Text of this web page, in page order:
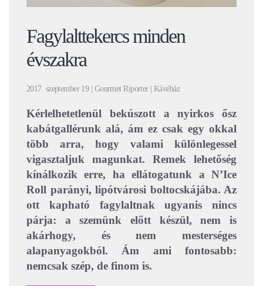
Fagylalttekercs minden
évszakra
2017. szeptember 19 | Gourmet Riporter | Kávéház
Kérlelhetetlenül bekúszott a nyirkos ősz
kabátgallérunk alá, ám ez csak egy okkal
több arra, hogy valami különlegessel
vigasztaljuk magunkat. Remek lehetőség
kínálkozik erre, ha ellátogatunk a N’Ice
Roll parányi, lipótvárosi boltocskájába. Az
ott kapható fagylaltnak ugyanis nincs
párja: a szemünk előtt készül, nem is
akárhogy, és nem mesterséges
alapanyagokból. Ám ami fontosabb:
nemcsak szép, de finom is.